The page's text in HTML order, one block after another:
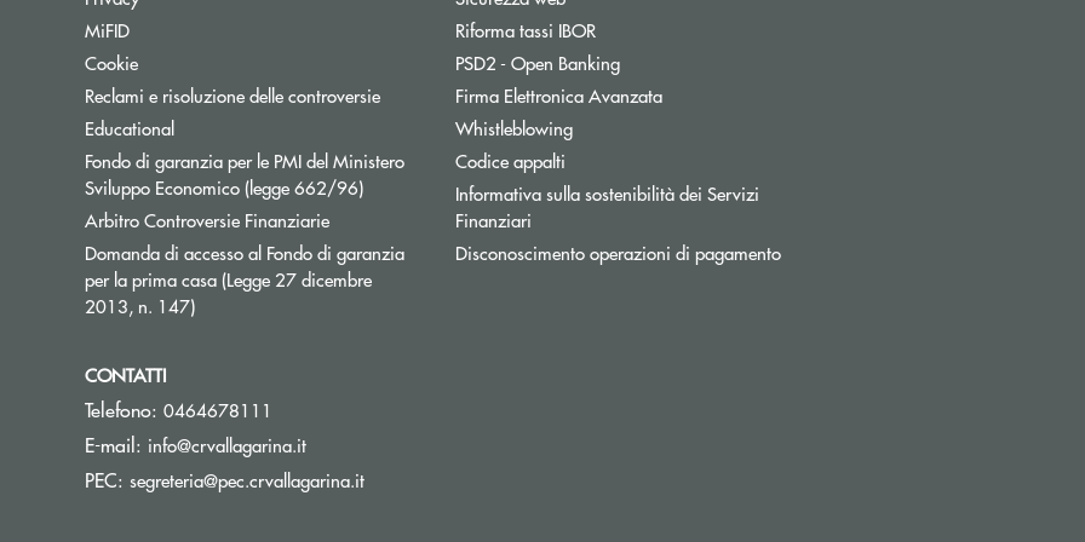
MiFID
Cookie
Reclami e risoluzione delle controversie
Educational
Fondo di garanzia per le PMI del Ministero
Sviluppo Economico (legge 662/96)Apre una nuova finestra
Arbitro Controversie FinanziarieApre una nuova finestra
Domanda di accesso al Fondo di garanzia
per la prima casa (Legge 27 dicembre
2013, n. 147)Apre una nuova finestra
Riforma tassi IBORApre una nuova finestra
PSD2 - Open BankingApre una nuova finestra
Firma Elettronica AvanzataApre una nuova finestra
Whistleblowing
Codice appalti
Informativa sulla sostenibilità dei Servizi
Finanziari
Disconoscimento operazioni di pagamento
CONTATTI
Telefono: 0464678111
E-mail: info@crvallagarina.it(si apre l’app di posta elettronica)
PEC: segreteria@pec.crvallagarina.it(si apre l’app di posta elettronica)